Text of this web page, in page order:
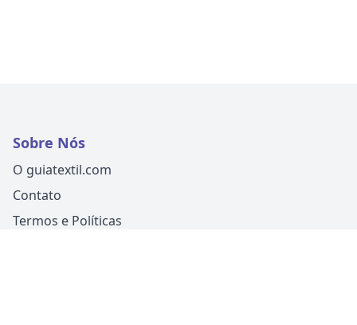
Sobre Nós
O guiatextil.com
Contato
Termos e Políticas